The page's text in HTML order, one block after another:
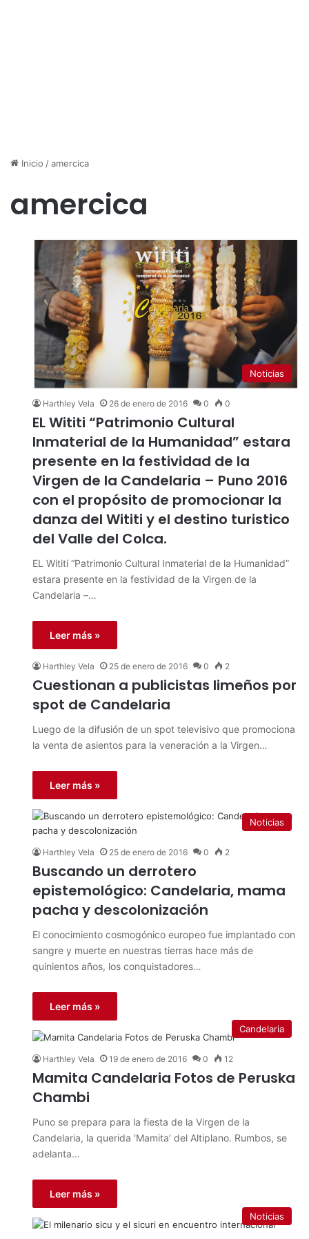
Inicio /amercica
amercica
Noticias
Harthley Vela 26 de enero de 2016 0 0
EL Wititi “Patrimonio Cultural
Inmaterial de la Humanidad” estara
presente en la festividad de la
Virgen de la Candelaria – Puno 2016
con el propósito de promocionar la
danza del Wititi y el destino turistico
del Valle del Colca.
EL Wititi “Patrimonio Cultural Inmaterial de la Humanidad”
estara presente en la festividad de la Virgen de la
Candelaria –…
Leer más »
Harthley Vela 25 de enero de 2016 0 2
Cuestionan a publicistas limeños por
spot de Candelaria
Luego de la difusión de un spot televisivo que promociona
la venta de asientos para la veneración a la Virgen…
Leer más »
Noticias
Harthley Vela 25 de enero de 2016 0 2
Buscando un derrotero
epistemológico: Candelaria, mama
pacha y descolonización
El conocimiento cosmogónico europeo fue implantado con
sangre y muerte en nuestras tierras hace más de
quinientos años, los conquistadores…
Leer más »
Candelaria
Harthley Vela 19 de enero de 2016 0 12
Mamita Candelaria Fotos de Peruska
Chambi
Puno se prepara para la fiesta de la Virgen de la
Candelaria, la querida ‘Mamita’ del Altiplano. Rumbos, se
adelanta…
Leer más »
Noticias